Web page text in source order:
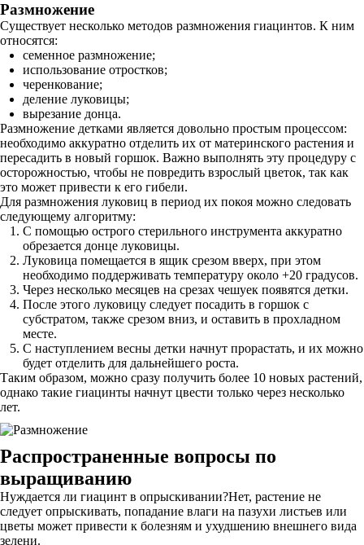
Размножение
Существует несколько методов размножения гиацинтов. К ним
относятся:
семенное размножение;
использование отростков;
черенкование;
деление луковицы;
вырезание донца.
Размножение детками является довольно простым процессом:
необходимо аккуратно отделить их от материнского растения и
пересадить в новый горшок. Важно выполнять эту процедуру с
осторожностью, чтобы не повредить взрослый цветок, так как
это может привести к его гибели.
Для размножения луковиц в период их покоя можно следовать
следующему алгоритму:
С помощью острого стерильного инструмента аккуратно
обрезается донце луковицы.
Луковица помещается в ящик срезом вверх, при этом
необходимо поддерживать температуру около +20 градусов.
Через несколько месяцев на срезах чешуек появятся детки.
После этого луковицу следует посадить в горшок с
субстратом, также срезом вниз, и оставить в прохладном
месте.
С наступлением весны детки начнут прорастать, и их можно
будет отделить для дальнейшего роста.
Таким образом, можно сразу получить более 10 новых растений,
однако такие гиацинты начнут цвести только через несколько
лет.
Распространенные вопросы по
выращиванию
Нуждается ли гиацинт в опрыскивании?Нет, растение не
следует опрыскивать, попадание влаги на пазухи листьев или
цветы может привести к болезням и ухудшению внешнего вида
зелени.